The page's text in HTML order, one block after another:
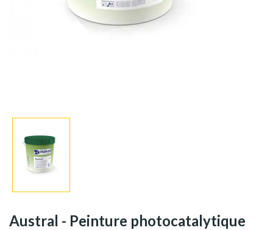
Austral - Peinture photocatalytique